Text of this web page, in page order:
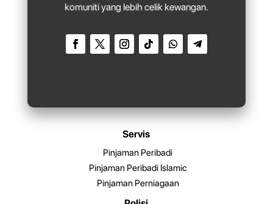
komuniti yang lebih celik kewangan.
Servis
Pinjaman Peribadi
Pinjaman Peribadi Islamic
Pinjaman Perniagaan